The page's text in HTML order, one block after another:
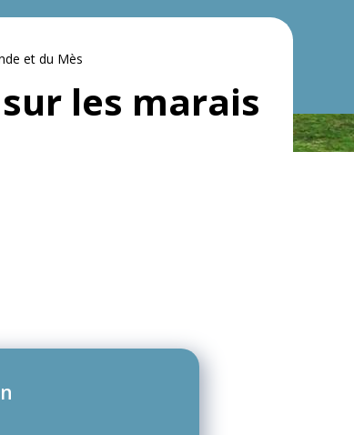
et du Mès
les marais